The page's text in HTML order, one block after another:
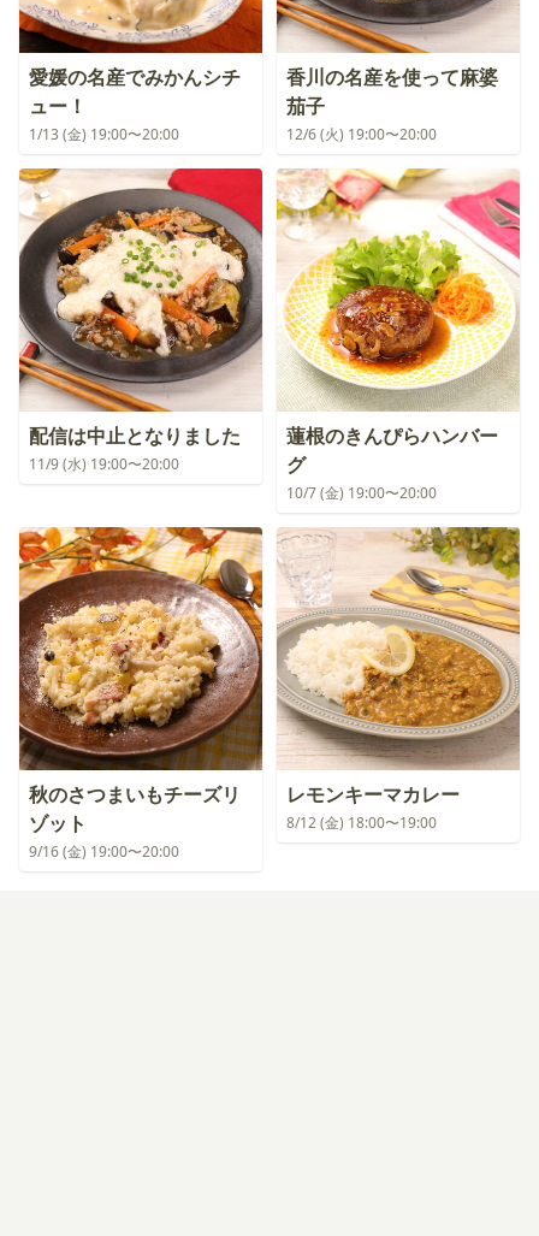
愛媛の名産でみかんシチ
ュー！
1/13 (金) 19:00〜20:00
香川の名産を使って麻婆
茄子
12/6 (火) 19:00〜20:00
配信は中止となりました
11/9 (水) 19:00〜20:00
蓮根のきんぴらハンバー
グ
10/7 (金) 19:00〜20:00
秋のさつまいもチーズリ
ゾット
9/16 (金) 19:00〜20:00
レモンキーマカレー
8/12 (金) 18:00〜19:00